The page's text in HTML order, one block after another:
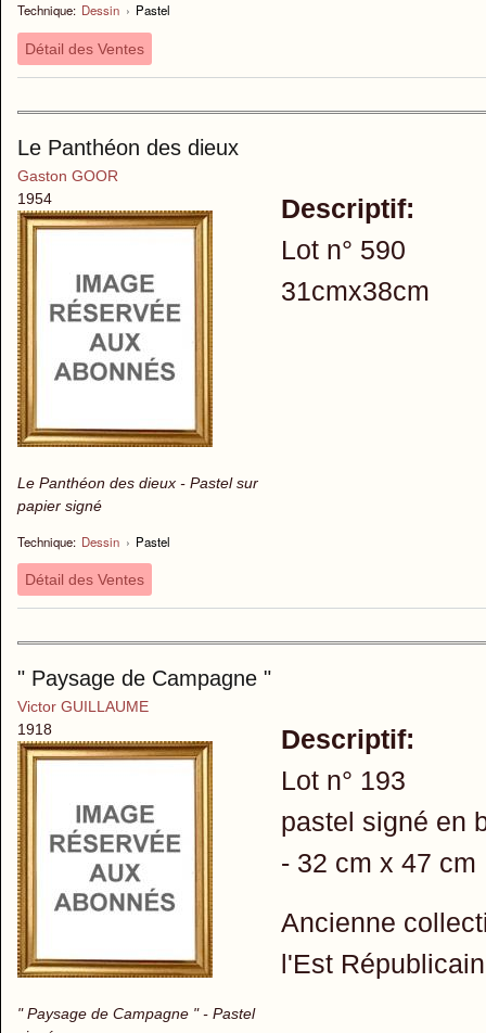
Technique: Dessin › Pastel
Détail des Ventes
Le Panthéon des dieux
Gaston GOOR
1954
Le Panthéon des dieux - Pastel sur
papier signé
Technique: Dessin › Pastel
Descriptif:
Lot n° 590
31cmx38cm
Détail des Ventes
" Paysage de Campagne "
Victor GUILLAUME
1918
" Paysage de Campagne " - Pastel
Descriptif:
Lot n° 193
pastel signé en
- 32 cm x 47 cm
Ancienne
l'Est